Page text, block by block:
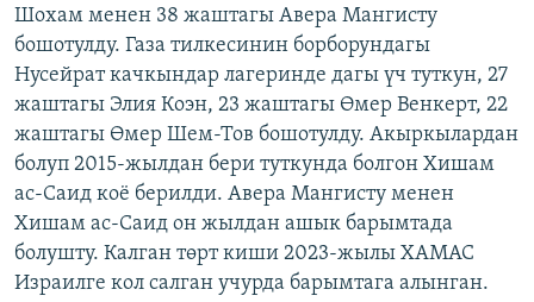
Шохам менен 38 жаштагы Авера Мангисту
бошотулду. Газа тилкесинин борборундагы
Нусейрат качкындар лагеринде дагы үч туткун, 27
жаштагы Элия Коэн, 23 жаштагы Өмер Венкерт, 22
жаштагы Өмер Шем-Тов бошотулду. Акыркылардан
болуп 2015-жылдан бери туткунда болгон Хишам
ас-Саид коё берилди. Авера Мангисту менен
Хишам ас-Саид он жылдан ашык барымтада
болушту. Калган төрт киши 2023-жылы ХАМАС
Израилге кол салган учурда барымтага алынган.